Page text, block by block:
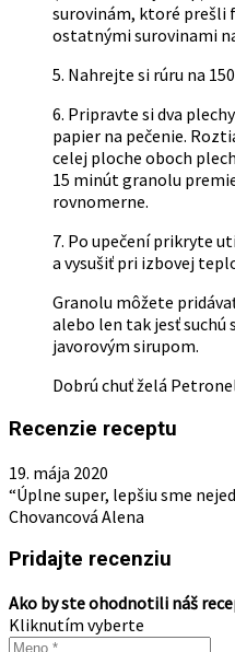
surovinám, ktoré prešli
ostatnými surovinami
5. Nahrejte si rúru na 150
6. Pripravte si dva
papier na pečenie.
celej ploche oboch
15 minút granolu
rovnomerne.
7. Po upečení prikryte
a vysušiť pri izbovej
Granolu môžete
alebo len tak jesť
javorovým sirupom.
Dobrú chuť želá
Recenzie receptu
19. mája 2020
“Úplne super, lepšiu sme
Chovancová Alena
Pridajte recenziu
Ako by ste ohodnotili náš
Kliknutím vyberte